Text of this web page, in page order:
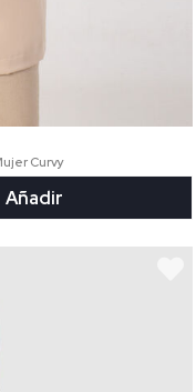
Curvy
Añadir